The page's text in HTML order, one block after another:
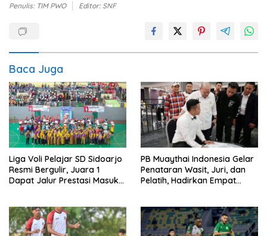
Penulis: TIM PWO Editor: SNF
Baca Juga
Liga Voli Pelajar SD Sidoarjo
Resmi Bergulir, Juara 1
Dapat Jalur Prestasi Masuk
PB Muaythai Indonesia Gelar
Penataran Wasit, Juri, dan
Pelatih, Hadirkan Empat